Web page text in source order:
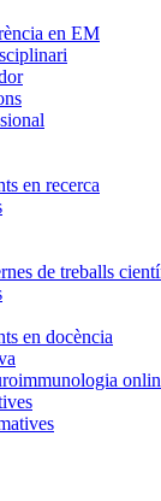
en EM
en recerca
de treballs
en docència